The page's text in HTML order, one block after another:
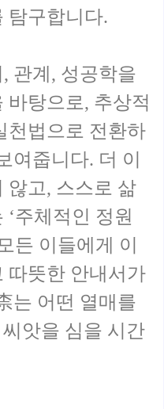
탐구합니다.
관계, 성공학을
바탕으로, 추상적
천법으로 전환하
여줍니다. 더 이
않고, 스스로 삶
주체적인 정원
든 이들에게 이
따뜻한 안내서가
는 어떤 열매를
앗을 심을 시간